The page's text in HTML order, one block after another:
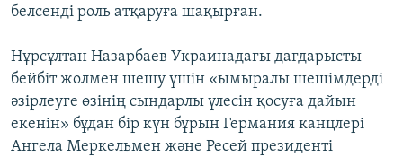
белсенді роль атқаруға шақырған.
Нұрсұлтан Назарбаев Украинадағы дағдарысты
бейбіт жолмен шешу үшін «ымыралы шешімдерді
әзірлеуге өзінің сындарлы үлесін қосуға дайын
екенін» бұдан бір күн бұрын Германия канцлері
Ангела Меркельмен және Ресей президенті